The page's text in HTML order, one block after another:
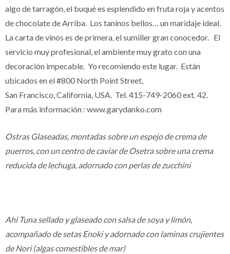
algo de tarragón, el buqué es esplendido en fruta roja y acentos
de chocolate de Arriba. Los taninos bellos… un maridaje ideal.
La carta de vinos es de primera, el sumiller gran conocedor. El
servicio muy profesional, el ambiente muy grato con una
decoración impecable. Yo recomiendo este lugar. Están
ubicados en el #800 North Point Street,
San Francisco, California, USA. Tel. 415-749-2060 ext. 42.
Para más información : www.garydanko.com
Ostras Glaseadas, montadas sobre un espejo de crema de
puerros, con un centro de caviar de Osetra sobre una crema
reducida de lechuga, adornado con perlas de zucchini
Ahi Tuna sellado y glaseado con salsa de soya y limón,
acompañado de setas Enoki y adornado con laminas crujientes
de Nori (algas comestibles de mar)